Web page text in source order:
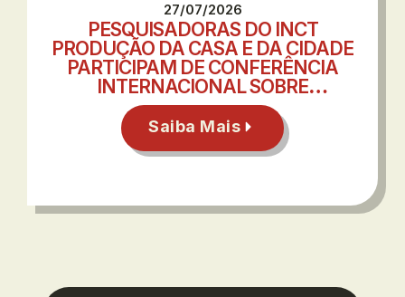
27/07/2026
PESQUISADORAS DO INCT
PRODUÇÃO DA CASA E DA CIDADE
PARTICIPAM DE CONFERÊNCIA
INTERNACIONAL SOBRE
DESIGUALDADES URBANAS EM
VIENA
Saiba Mais